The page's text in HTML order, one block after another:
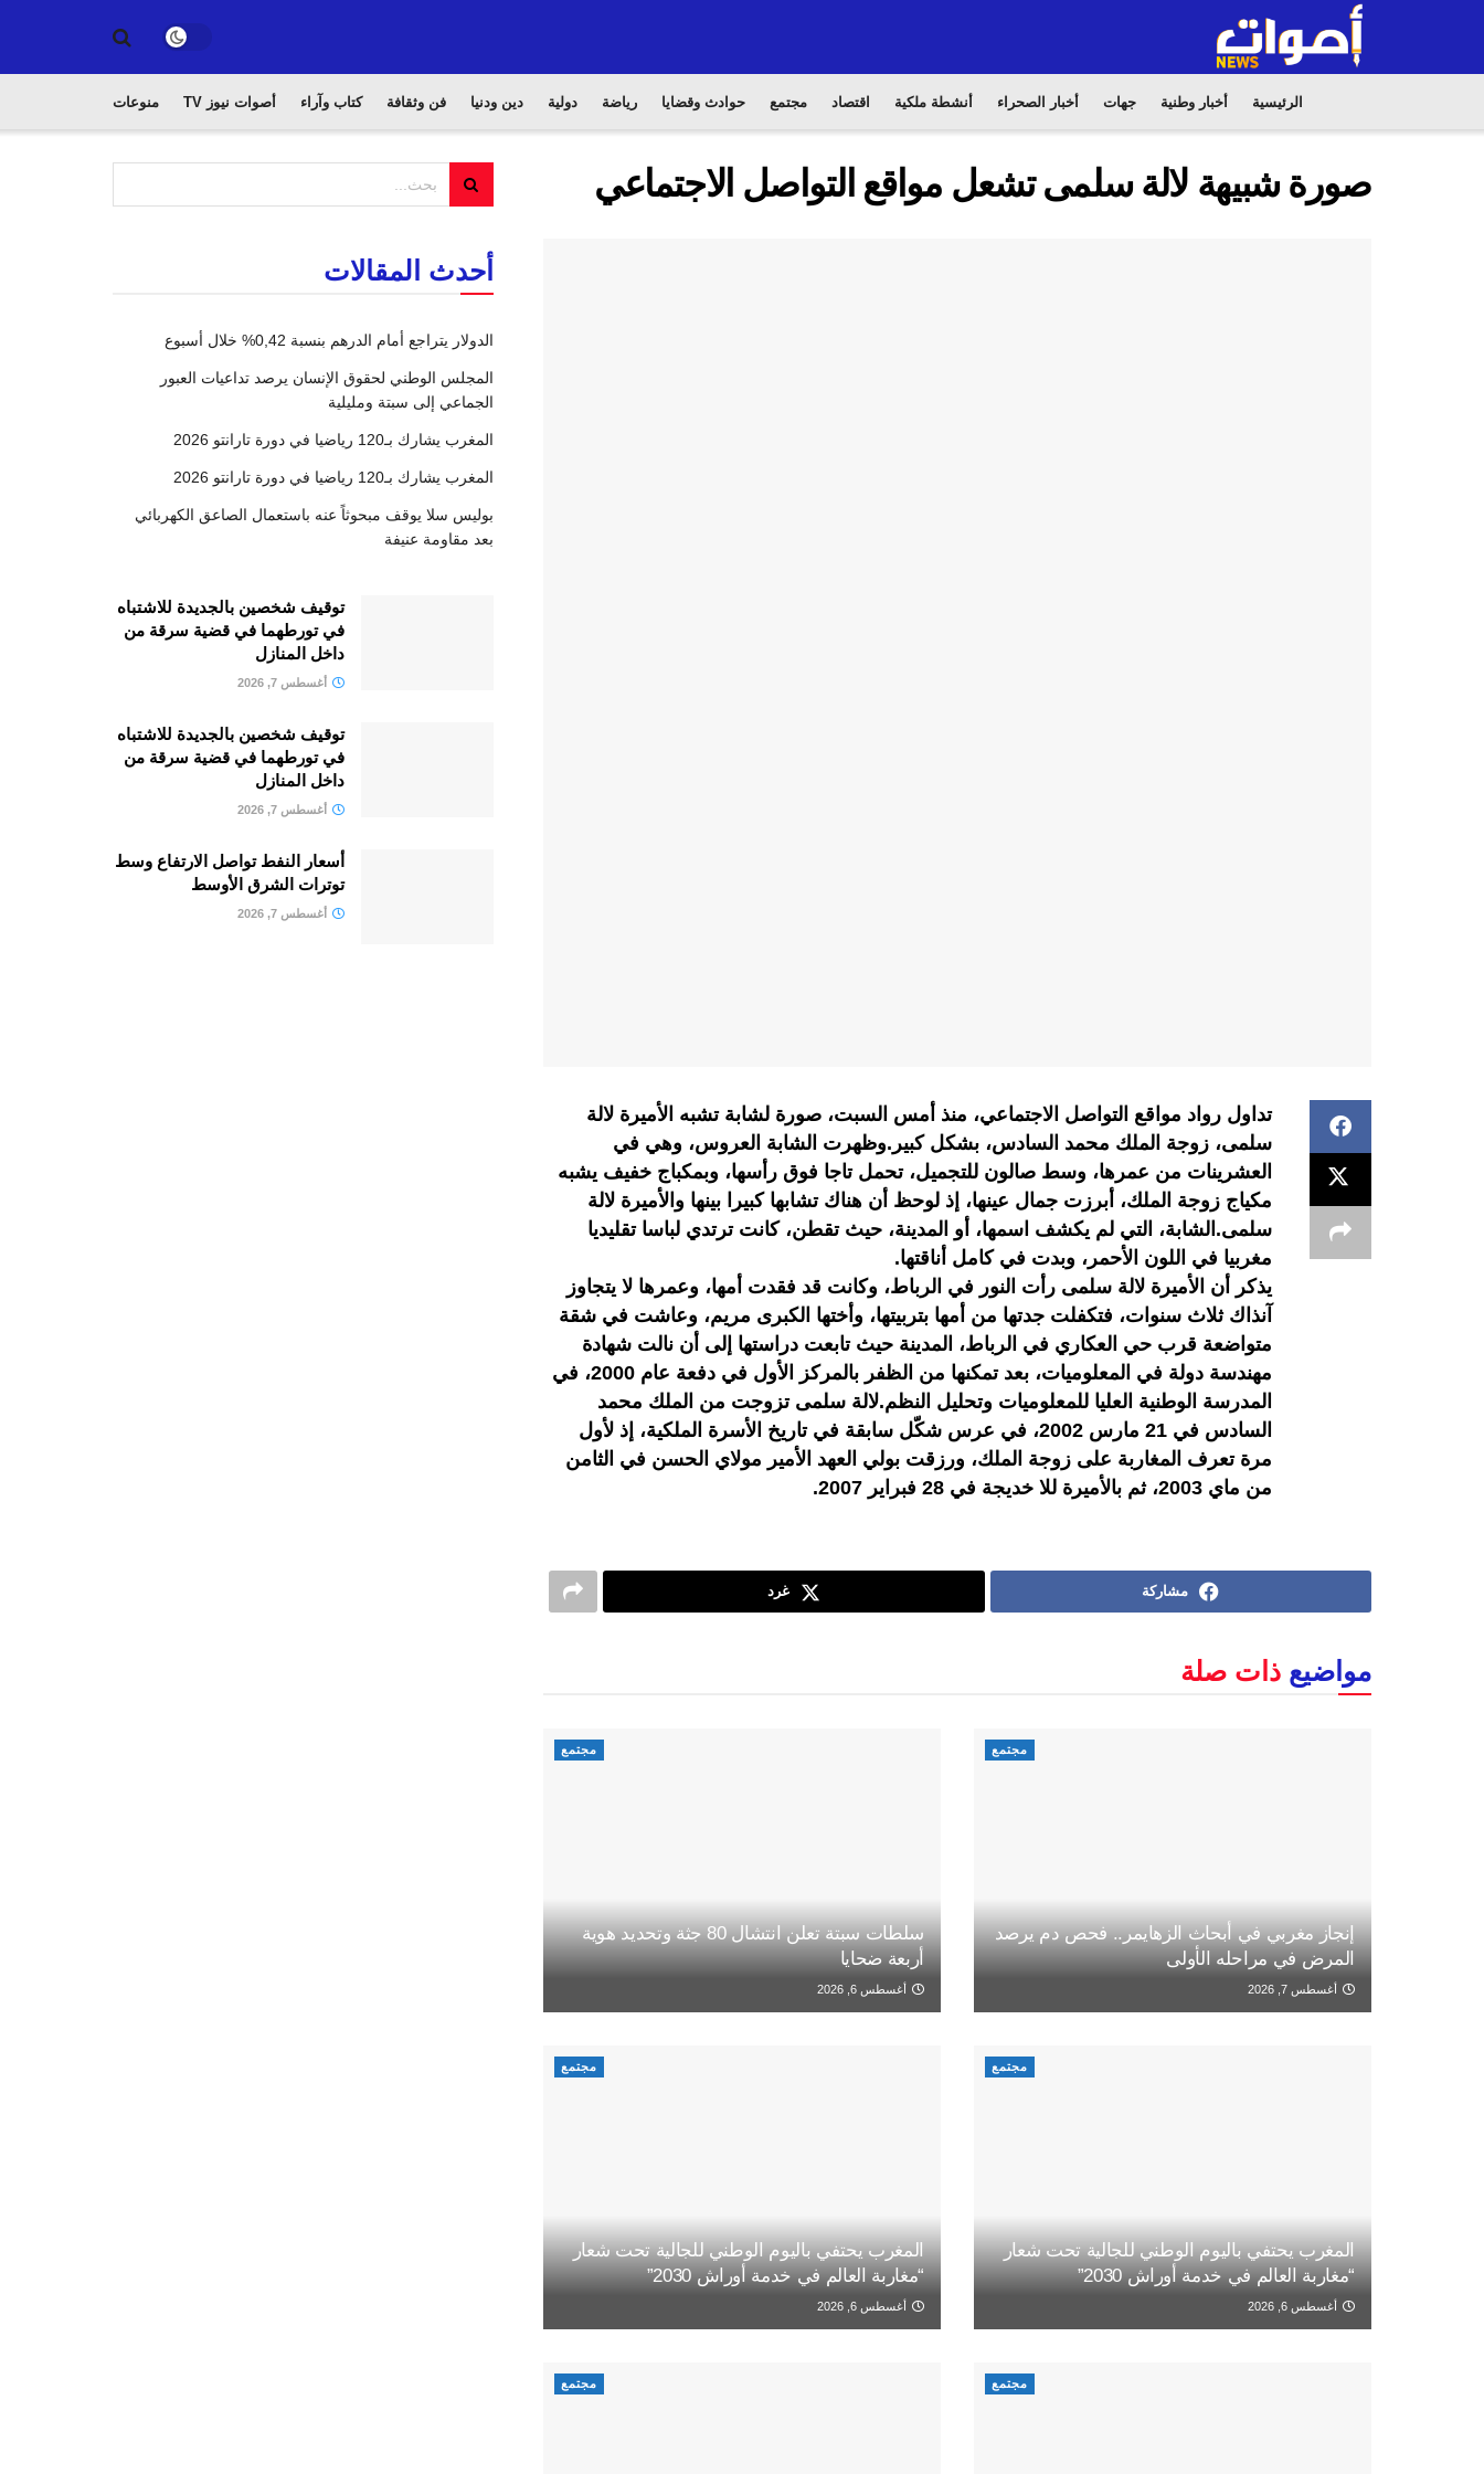
الرئيسية أخبار وطنية جهات أخبار الصحراء أنشطة ملكية اقتصاد مجتمع حوادث وقضايا رياضة دولية دين ودنيا فن وثقافة كتاب وآراء أصوات نيوز TV منوعات
صورة شبيهة لالة سلمى تشعل مواقع التواصل الاجتماعي
تداول رواد مواقع التواصل الاجتماعي، منذ أمس السبت، صورة لشابة تشبه الأميرة لالة
سلمى، زوجة الملك محمد السادس، بشكل كبير.وظهرت الشابة العروس، وهي في
العشرينات من عمرها، وسط صالون للتجميل، تحمل تاجا فوق رأسها، وبمكباج خفيف يشبه
مكياج زوجة الملك، أبرزت جمال عينها، إذ لوحظ أن هناك تشابها كبيرا بينها والأميرة لالة
سلمى.الشابة، التي لم يكشف اسمها، أو المدينة، حيث تقطن، كانت ترتدي لباسا تقليديا
مغربيا في اللون الأحمر، وبدت في كامل أناقتها.
يذكر أن الأميرة لالة سلمى رأت النور في الرباط، وكانت قد فقدت أمها، وعمرها لا يتجاوز
آنذاك ثلاث سنوات، فتكفلت جدتها من أمها بتربيتها، وأختها الكبرى مريم، وعاشت في شقة
متواضعة قرب حي العكاري في الرباط، المدينة حيث تابعت دراستها إلى أن نالت شهادة
مهندسة دولة في المعلوميات، بعد تمكنها من الظفر بالمركز الأول في دفعة عام 2000، في
المدرسة الوطنية العليا للمعلوميات وتحليل النظم.لالة سلمى تزوجت من الملك محمد
السادس في 21 مارس 2002، في عرس شكّل سابقة في تاريخ الأسرة الملكية، إذ لأول
مرة تعرف المغاربة على زوجة الملك، ورزقت بولي العهد الأمير مولاي الحسن في الثامن
من ماي 2003، ثم بالأميرة للا خديجة في 28 فبراير 2007.
مشاركة غرد
مواضيع ذات صلة
مجتمع
إنجاز مغربي في أبحاث الزهايمر.. فحص دم يرصد
المرض في مراحله الأولى
أغسطس 7, 2026
مجتمع
سلطات سبتة تعلن انتشال 80 جثة وتحديد هوية
أربعة ضحايا
أغسطس 6, 2026
مجتمع
المغرب يحتفي باليوم الوطني للجالية تحت شعار
“مغاربة العالم في خدمة أوراش 2030”
أغسطس 6, 2026
مجتمع
المغرب يحتفي باليوم الوطني للجالية تحت شعار
“مغاربة العالم في خدمة أوراش 2030”
أغسطس 6, 2026
مجتمع مجتمع
أحدث المقالات
الدولار يتراجع أمام الدرهم بنسبة 0,42% خلال أسبوع
المجلس الوطني لحقوق الإنسان يرصد تداعيات العبور
الجماعي إلى سبتة ومليلية
المغرب يشارك بـ120 رياضيا في دورة تارانتو 2026
المغرب يشارك بـ120 رياضيا في دورة تارانتو 2026
بوليس سلا يوقف مبحوثاً عنه باستعمال الصاعق الكهربائي
بعد مقاومة عنيفة
توقيف شخصين بالجديدة للاشتباه
في تورطهما في قضية سرقة من
داخل المنازل
أغسطس 7, 2026
توقيف شخصين بالجديدة للاشتباه
في تورطهما في قضية سرقة من
داخل المنازل
أغسطس 7, 2026
أسعار النفط تواصل الارتفاع وسط
توترات الشرق الأوسط
أغسطس 7, 2026